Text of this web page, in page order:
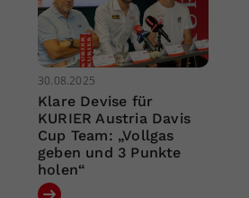
30.08.2025
Klare Devise für
KURIER Austria Davis
Cup Team: „Vollgas
geben und 3 Punkte
holen“